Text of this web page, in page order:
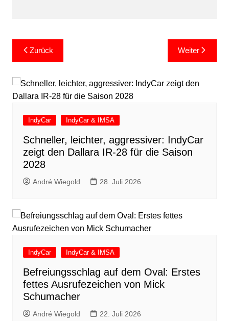
Beitragsnavigation
Zurück Weiter
IndyCar IndyCar & IMSA
Schneller, leichter, aggressiver: IndyCar
zeigt den Dallara IR-28 für die Saison
2028
André Wiegold 28. Juli 2026
IndyCar IndyCar & IMSA
Befreiungsschlag auf dem Oval: Erstes
fettes Ausrufezeichen von Mick
Schumacher
André Wiegold 22. Juli 2026